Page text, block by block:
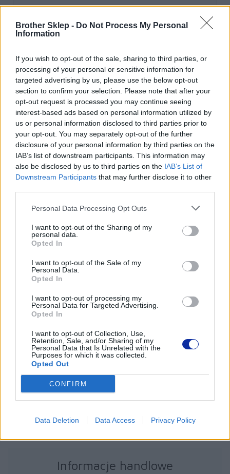
Brother Sklep - Do Not Process My Personal
Information
If you wish to opt-out of the sale, sharing to third parties, or
processing of your personal or sensitive information for
targeted advertising by us, please use the below opt-out
section to confirm your selection. Please note that after your
opt-out request is processed you may continue seeing
interest-based ads based on personal information utilized by
us or personal information disclosed to third parties prior to
your opt-out. You may separately opt-out of the further
disclosure of your personal information by third parties on the
IAB’s list of downstream participants. This information may
also be disclosed by us to third parties on the IAB’s List of
Downstream Participants that may further disclose it to other
Personal Data Processing Opt Outs
I want to opt-out of the Sharing of my
personal data.
Opted In
I want to opt-out of the Sale of my
Personal Data.
Opted In
I want to opt-out of processing my
Personal Data for Targeted Advertising.
Opted In
I want to opt-out of Collection, Use,
Retention, Sale, and/or Sharing of my
Personal Data that Is Unrelated with the
Purposes for which it was collected.
Opted Out
CONFIRM
Data Deletion Data Access Privacy Policy
Rolka (1,12 cm x 1,5 m)
Transfer termiczny
Kolor nośnika:
Czarny na żółtym
1 kaseta(y)
Własności:
Typ opakowania:
Informacja o kompatybilnosci
Brother P-Touch PT-D800W, PT-E300, PT-E300VP, PT-
E550WVP, PT-P700, PT-P750W, PT-P900W, PT-P950NW
Informacje handlowe